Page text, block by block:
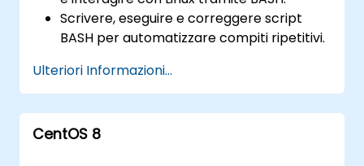
Scrivere, eseguire e correggere script
BASH per automatizzare compiti ripetitivi.
condizionali, cicli e funzioni per
aumentarne la versatilità.
Elaborare file di testo, cercare
determinati pattern ed utilizzare i flussi di
Ulteriori Informazioni...
CentOS 8